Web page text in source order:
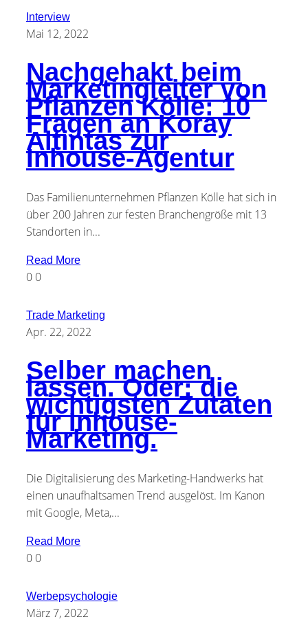
Interview
Mai 12, 2022
Nachgehakt beim
Marketingleiter von
Pflanzen Kölle: 10
Fragen an Koray
Altintas zur
Inhouse-Agentur
Das Familienunternehmen Pflanzen Kölle hat sich in
über 200 Jahren zur festen Branchengröße mit 13
Standorten in...
Read More
0 0
Trade Marketing
Apr. 22, 2022
Selber machen
lassen. Oder: die
wichtigsten Zutaten
für Inhouse-
Marketing.
Die Digitalisierung des Marketing-Handwerks hat
einen unaufhaltsamen Trend ausgelöst. Im Kanon
mit Google, Meta,...
Read More
0 0
Werbepsychologie
März 7, 2022